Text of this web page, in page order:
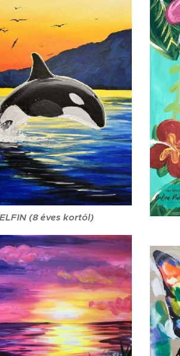
(8 éves kortól)